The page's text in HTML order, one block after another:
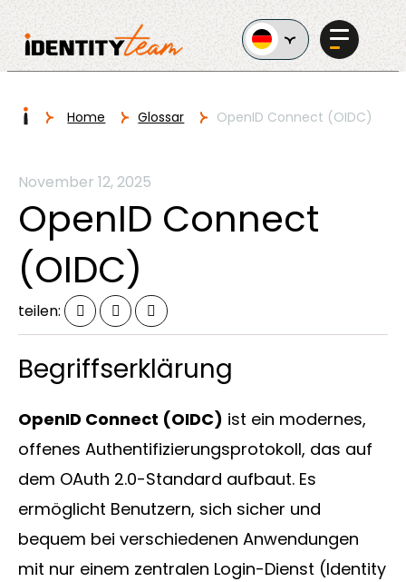
KI im
Unternehmen
Home Glossar OpenID Connect (OIDC)
November 12, 2025
OpenID Connect
(OIDC)
teilen:
Begriffserklärung
OpenID Connect (OIDC) ist ein modernes,
offenes Authentifizierungsprotokoll, das auf
dem OAuth 2.0-Standard aufbaut. Es
ermöglicht Benutzern, sich sicher und
bequem bei verschiedenen Anwendungen
mit nur einem zentralen Login-Dienst (Identity